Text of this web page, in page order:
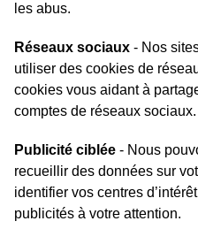
les abus.
Réseaux sociaux - Nos
utiliser des cookies de
cookies vous aidant à
comptes de réseaux sociaux.
Publicité ciblée - Nous
recueillir des données sur
identifier vos centres
publicités à votre attention.